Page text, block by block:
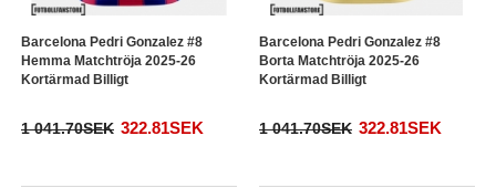
Barcelona Pedri Gonzalez #8
Hemma Matchtröja 2025-26
Kortärmad Billigt
1 041.70SEK 322.81SEK
Barcelona Pedri Gonzalez #8
Borta Matchtröja 2025-26
Kortärmad Billigt
1 041.70SEK 322.81SEK